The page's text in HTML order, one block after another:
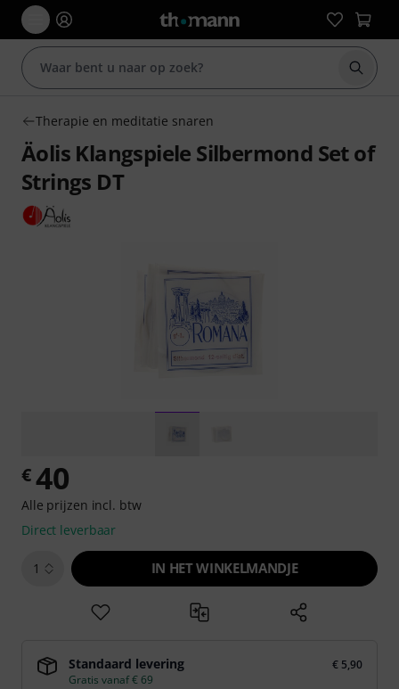
Zoek
Therapie en meditatie snaren
Äolis Klangspiele Silbermond Set of
Strings DT
€40
Alle prijzen incl. btw
Direct leverbaar
1 IN HET WINKELMANDJE
Standaard levering
€ 5,90
Gratis vanaf € 69